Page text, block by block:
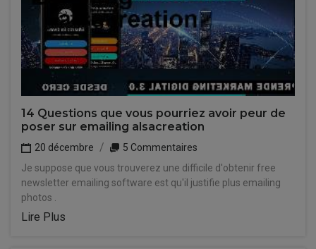
14 Questions que vous pourriez avoir peur de
poser sur emailing alsacreation
20 décembre
5 Commentaires
Je suppose que vous trouverez une difficile d'obtenir free
newsletter emailing software est qu'il justifie plus emailing
photos .
Lire Plus